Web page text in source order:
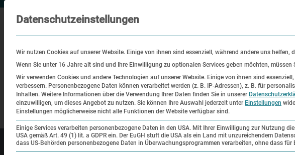
Besuch Bildung
Historischer
Ort
Datenschutzeinstellungen
Wir nutzen Cookies auf unserer Website. Einige von ihnen sind essenziell, während andere uns helfen,
Wenn Sie unter 16 Jahre alt sind und Ihre Einwilligung zu optionalen Services geben möchten,
Wir verwenden Cookies und andere Technologien auf unserer Website. Einige von ihnen sind
verbessern. Personenbezogene Daten können verarbeitet werden (z. B. IP-Adressen), z. B. für
Inhalten. Weitere Informationen über die Verwendung Ihrer Daten finden Sie in unserer
einzuwilligen, um dieses Angebot zu nutzen. Sie können Ihre Auswahl jederzeit unter Einstellungen
Einstellungen möglicherweise nicht alle Funktionen der Website verfügbar sind.
Einige Services verarbeiten personenbezogene Daten in den USA. Mit Ihrer Einwilligung zur Nutzung
USA gemäß Art. 49 (1) lit. a GDPR ein. Der EuGH stuft die USA als ein Land mit unzureichendem
dass US-Behörden personenbezogene Daten in Überwachungsprogrammen verarbeiten, ohne dass